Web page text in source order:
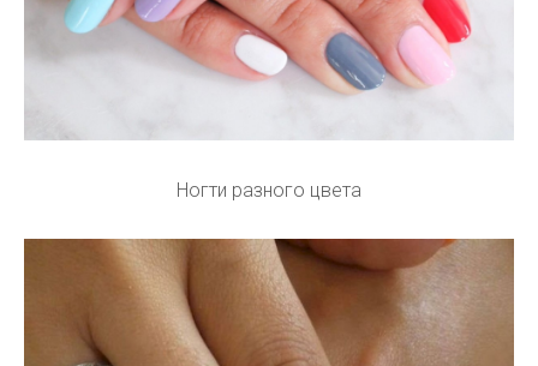
Ногти разного цвета